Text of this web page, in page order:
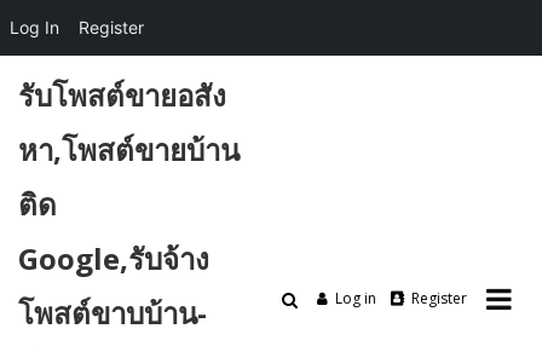
content
รับโพสต์ขายอสัง
หา,โพสต์ขายบ้าน
ติด
Google,รับจ้าง
โพสต์ขาบบ้าน-
Log in Register
Log In Register